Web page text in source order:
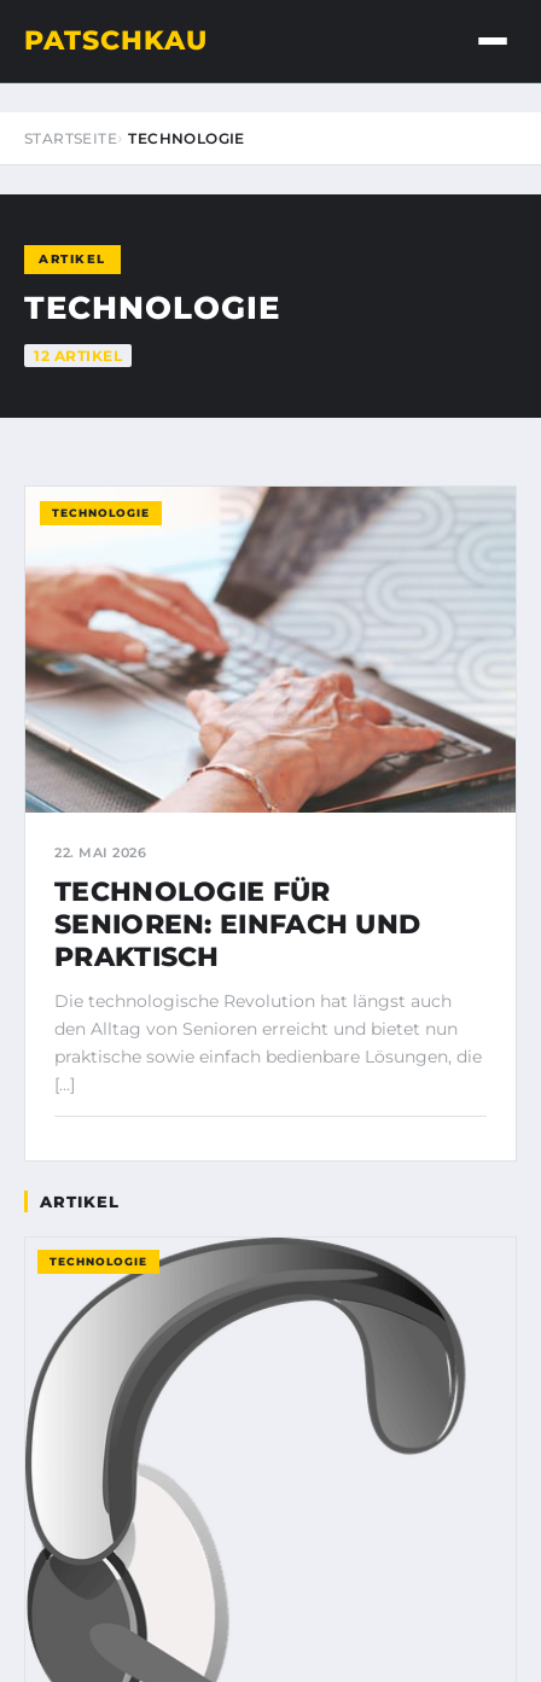
PATSCHKAU
STARTSEITE TECHNOLOGIE
ARTIKEL
TECHNOLOGIE
12 ARTIKEL
TECHNOLOGIE
22. MAI 2026
TECHNOLOGIE FÜR
SENIOREN: EINFACH UND
PRAKTISCH
Die technologische Revolution hat längst auch
den Alltag von Senioren erreicht und bietet nun
praktische sowie einfach bedienbare Lösungen, die
[…]
ARTIKEL
TECHNOLOGIE